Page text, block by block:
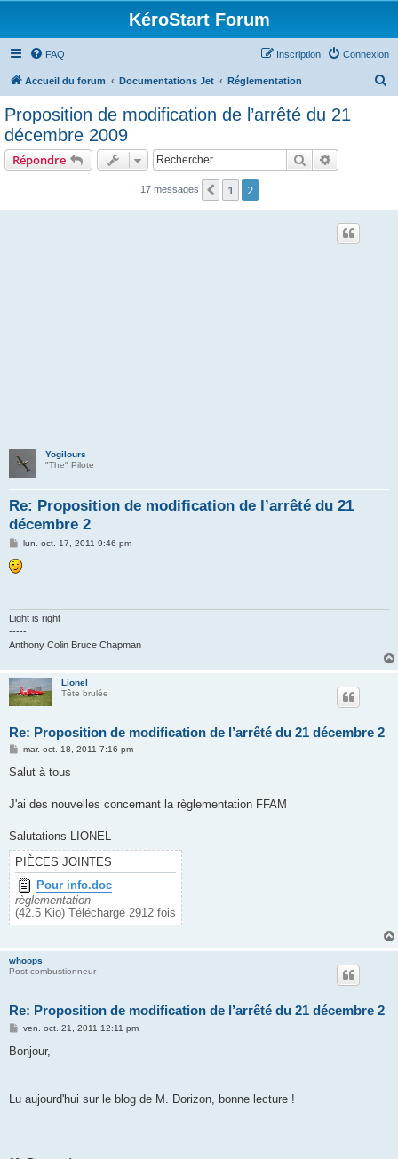
KéroStart Forum
FAQ Connexion
Inscription
Accueil du forum Documentations Jet Réglementation
c
Proposition de modification de l’arrêté du 21
décembre 2009
Répondre Rechercher
17 messages Précédent
1 2
Yogilours
"The" Pilote
Re: Proposition de modification de l’arrêté du 21
décembre 2
M
s
s
lun. oct. 17, 2011 9:46 pm
Light is right
-----
Anthony Colin Bruce Chapman
Lionel
Tête brulée
Re: Proposition de modification de l’arrêté du 21 décembre 2
M
s
g
mar. oct. 18, 2011 7:16 pm
Salut à tous
J'ai des nouvelles concernant la règlementation FFAM
Salutations LIONEL
PIÈCES JOINTES
Pour info.doc
règlementation
(42.5 Kio) Téléchargé 2912 fois
whoops
Post combustionneur
Re: Proposition de modification de l’arrêté du 21 décembre 2
M
s
ven. oct. 21, 2011 12:11 pm
Bonjour,
Lu aujourd'hui sur le blog de M. Dorizon, bonne lecture !